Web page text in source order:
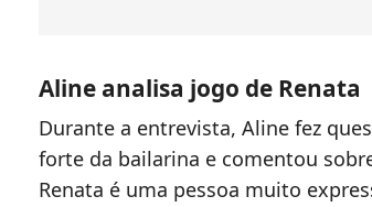
Aline analisa jogo de Renata
Durante a entrevista, Aline fez
forte da bailarina e comentou
Renata é uma pessoa muito